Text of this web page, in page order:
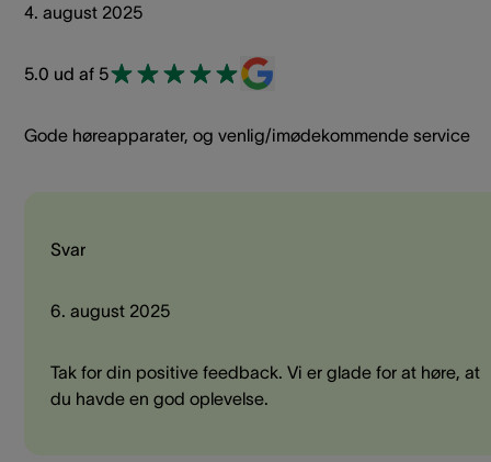
4. august 2025
5.0 ud af 5
Gode høreapparater, og venlig/imødekommende service
Svar
6. august 2025
Tak for din positive feedback. Vi er glade for at høre, at
du havde en god oplevelse.